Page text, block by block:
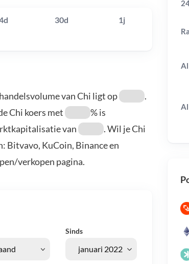
30d 1j
van Chi ligt op
.
Chi koers met
% is
van
. Wil je Chi
Bitvavo, KuCoin, Binance en
verkopen pagina.
Sinds